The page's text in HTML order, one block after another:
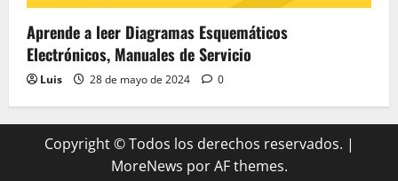
Aprende a leer Diagramas Esquemáticos
Electrónicos, Manuales de Servicio
Luis 28 de mayo de 2024 0
Copyright © Todos los derechos reservados. |
MoreNews por AF themes.